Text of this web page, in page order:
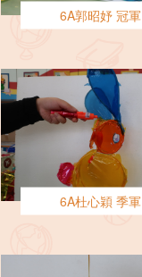
6A郭昭妤 冠軍
6A杜心穎 季軍